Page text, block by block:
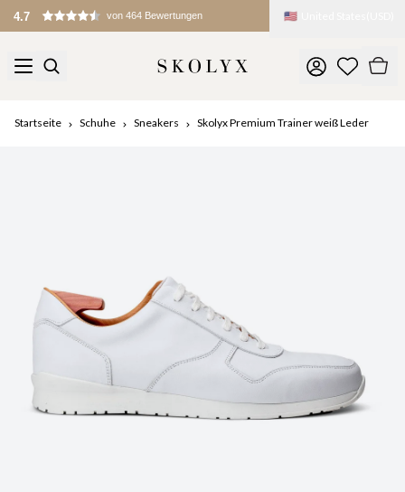
4.7 von 464 Bewertungen 🇺🇸
Startseite Schuhe Sneakers Skolyx Premium Trainer weiß Leder